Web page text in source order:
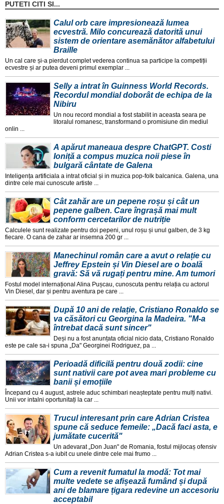
PUTETI CITI SI...
Calul orb care impresionează lumea
ecvestră. Milo concurează datorită unui
sistem de orientare asemănător alfabetului
Braille
Un cal care și-a pierdut complet vederea continua sa participe la competiții
ecvestre și ar putea deveni primul exemplar ...
Selly a intrat în Guinness World Records.
Recordul mondial doborât de echipa de la
Nibiru
Un nou record mondial a fost stabilit in aceasta seara pe
litoralul romanesc, transformand o promisiune din mediul
onlin ...
A apărut maneaua despre ChatGPT. Costi
Ioniță a compus muzica noii piese în
bulgară cântate de Galena
Inteligența artificiala a intrat oficial și in muzica pop-folk balcanica. Galena, una
dintre cele mai cunoscute artiste ...
Cât zahăr are un pepene roșu și cât un
pepene galben. Care îngrașă mai mult
conform cercetarilor de nutriție
Calculele sunt realizate pentru doi pepeni, unul roșu și unul galben, de 3 kg
fiecare. O cana de zahar ar insemna 200 gr ...
Manechinul român care a avut o relație cu
Jeffrey Epstein și Vin Diesel are o boală
gravă: Să vă rugați pentru mine. Am tumori
Fostul model internațional Alina Pușcau, cunoscuta pentru relația cu actorul
Vin Diesel, dar și pentru aventura pe care ...
După 10 ani de relație, Cristiano Ronaldo se
va căsători cu Georgina la Madeira. "M-a
întrebat dacă sunt sincer"
Deși nu a fost anunțata oficial nicio data, Cristiano Ronaldo
este pe cale sa-i spuna „Da" Georginei Rodriguez, pa ...
Perioadă dificilă pentru două zodii: cine
sunt nativii care pot avea mari probleme cu
banii și emoțiile
Începand cu 4 august, astrele aduc schimbari neașteptate pentru mulți nativi.
Unii vor intalni oportunitați la car ...
Trucul interesant prin care Adrian Cristea
spune că seduce femeile: „Dacă faci asta, e
jumătate cucerită"
Un adevarat „Don Juan" de Romania, fostul mijlocaș ofensiv
Adrian Cristea s-a iubit cu unele dintre cele mai frumo ...
Cum a revenit fumatul la modă: Tot mai
multe vedete se afișează fumând și după
ani de blamare țigara redevine un accesoriu
acceptabil